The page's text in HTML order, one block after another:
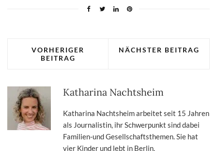
VORHERIGER
BEITRAG
NÄCHSTER BEITRAG
Katharina Nachtsheim
Katharina Nachtsheim arbeitet seit 15 Jahren
als Journalistin, ihr Schwerpunkt sind dabei
Familien-und Gesellschaftsthemen. Sie hat
vier Kinder und lebt in Berlin.